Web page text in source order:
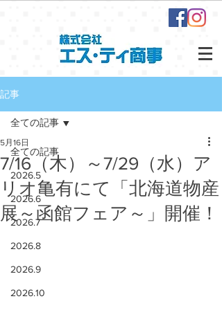
記事
全ての記事
2026.5
2026.6
2026.7
2026.8
2026.9
2026.10
全ての記事
7/16（木）～7/29（水）ア
リオ亀有にて「北海道物産
展～函館フェア～」開催！
5月16日